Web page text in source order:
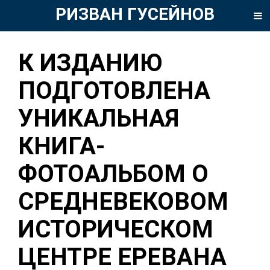
РИЗВАН ГУСЕЙНОВ
К ИЗДАНИЮ
ПОДГОТОВЛЕНА
УНИКАЛЬНАЯ
КНИГА-
ФОТОАЛЬБОМ О
СРЕДНЕВЕКОВОМ
ИСТОРИЧЕСКОМ
ЦЕНТРЕ ЕРЕВАНА